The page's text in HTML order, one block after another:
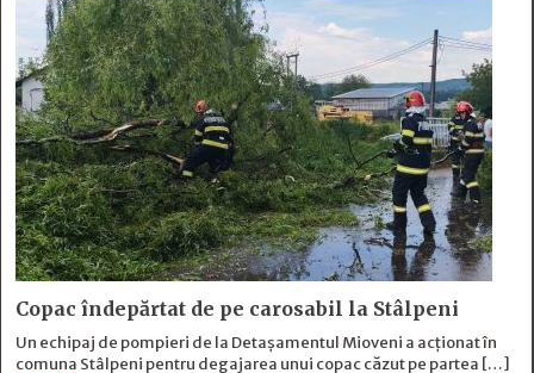
Copac îndepărtat de pe carosabil la Stâlpeni
Un echipaj de pompieri de la Detașamentul Mioveni a acționat în
comuna Stâlpeni pentru degajarea unui copac căzut pe partea […]